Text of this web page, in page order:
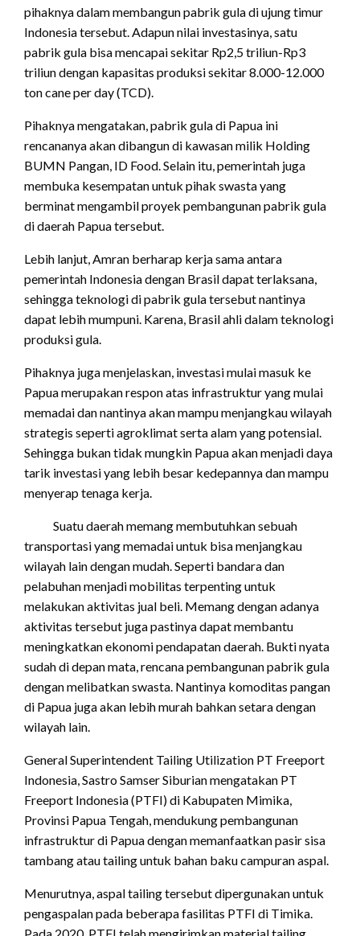
pihaknya dalam membangun pabrik gula di ujung timur
Indonesia tersebut. Adapun nilai investasinya, satu
pabrik gula bisa mencapai sekitar Rp2,5 triliun-Rp3
triliun dengan kapasitas produksi sekitar 8.000-12.000
ton cane per day (TCD).
Pihaknya mengatakan, pabrik gula di Papua ini
rencananya akan dibangun di kawasan milik Holding
BUMN Pangan, ID Food. Selain itu, pemerintah juga
membuka kesempatan untuk pihak swasta yang
berminat mengambil proyek pembangunan pabrik gula
di daerah Papua tersebut.
Lebih lanjut, Amran berharap kerja sama antara
pemerintah Indonesia dengan Brasil dapat terlaksana,
sehingga teknologi di pabrik gula tersebut nantinya
dapat lebih mumpuni. Karena, Brasil ahli dalam teknologi
produksi gula.
Pihaknya juga menjelaskan, investasi mulai masuk ke
Papua merupakan respon atas infrastruktur yang mulai
memadai dan nantinya akan mampu menjangkau wilayah
strategis seperti agroklimat serta alam yang potensial.
Sehingga bukan tidak mungkin Papua akan menjadi daya
tarik investasi yang lebih besar kedepannya dan mampu
menyerap tenaga kerja.
Suatu daerah memang membutuhkan sebuah
transportasi yang memadai untuk bisa menjangkau
wilayah lain dengan mudah. Seperti bandara dan
pelabuhan menjadi mobilitas terpenting untuk
melakukan aktivitas jual beli. Memang dengan adanya
aktivitas tersebut juga pastinya dapat membantu
meningkatkan ekonomi pendapatan daerah. Bukti nyata
sudah di depan mata, rencana pembangunan pabrik gula
dengan melibatkan swasta. Nantinya komoditas pangan
di Papua juga akan lebih murah bahkan setara dengan
wilayah lain.
General Superintendent Tailing Utilization PT Freeport
Indonesia, Sastro Samser Siburian mengatakan PT
Freeport Indonesia (PTFI) di Kabupaten Mimika,
Provinsi Papua Tengah, mendukung pembangunan
infrastruktur di Papua dengan memanfaatkan pasir sisa
tambang atau tailing untuk bahan baku campuran aspal.
Menurutnya, aspal tailing tersebut dipergunakan untuk
pengaspalan pada beberapa fasilitas PTFI di Timika.